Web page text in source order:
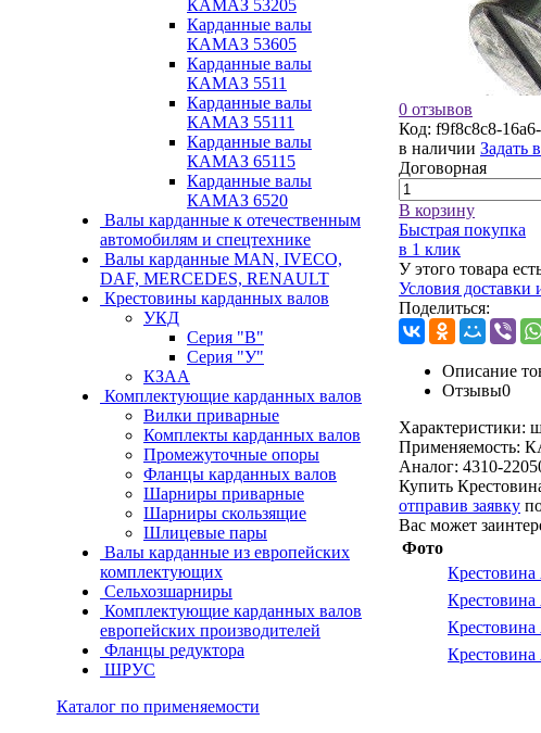
КАМАЗ 53205
Карданные валы
КАМАЗ 53605
Карданные валы
КАМАЗ 5511
Карданные валы
КАМАЗ 55111
Карданные валы
КАМАЗ 65115
Карданные валы
КАМАЗ 6520
Валы карданные к отечественным
автомобилям и спецтехнике
Валы карданные MAN, IVECO,
DAF, MERCEDES, RENAULT
Крестовины карданных валов
УКД
Серия "В"
Серия "У"
КЗАА
Комплектующие карданных валов
Вилки приварные
Комплекты карданных валов
Промежуточные опоры
Фланцы карданных валов
Шарниры приварные
Шарниры скользящие
Шлицевые пары
Валы карданные из европейских
комплектующих
Сельхозшарниры
Комплектующие карданных валов
европейских производителей
Фланцы редуктора
ШРУС
Каталог по применяемости
0 отзывов
Код: f9f8c8c8-
в наличии Задать
Договорная
В корзину
Быстрая покупка
в 1 клик
У этого товара
Условия доставки
Поделиться:
Описание
Отзывы0
Характеристики:
Применяемость:
Аналог: 4310-
Купить
отправив заявку
Вас может
Фото